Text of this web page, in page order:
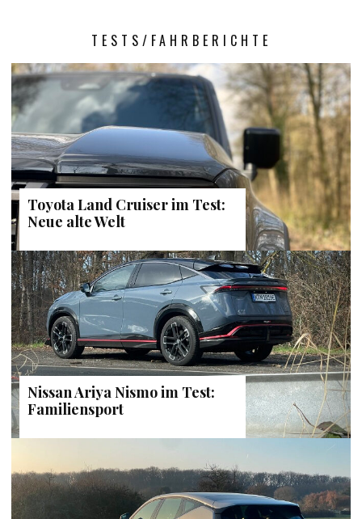
TESTS/FAHRBERICHTE
Toyota Land Cruiser im Test:
Neue alte Welt
Nissan Ariya Nismo im Test:
Familiensport